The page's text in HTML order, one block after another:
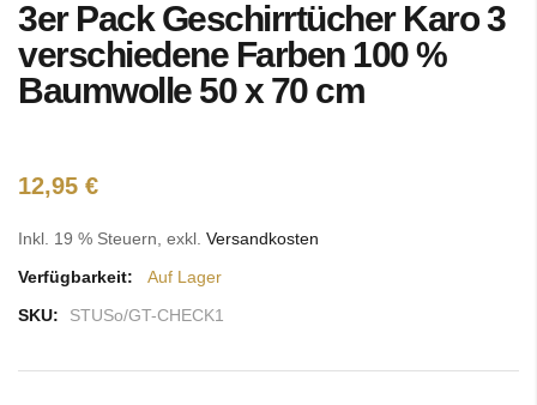
Anfang
Bildgalerie
springen
3er Pack Geschirrtücher Karo 3
verschiedene Farben 100 %
Baumwolle 50 x 70 cm
12,95 €
Inkl. 19 % Steuern exkl. Versandkosten
Verfügbarkeit:
Auf Lager
SKU:
STUSo/GT-CHECK1